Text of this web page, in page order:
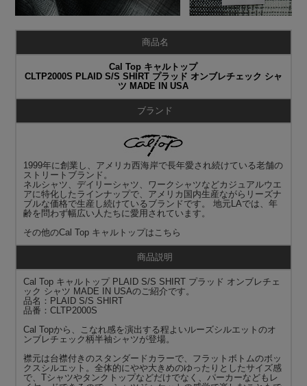
商品名
Cal Top キャルトップ
CLTP2000S PLAID S/S SHIRT プラッド オンブレチェック シャ
ツ MADE IN USA
ブランド
1999年に創業し、アメリカ西海岸で長年愛され続けている老舗の
ストリートブランド。
ネルシャツ、デイリーシャツ、ワークシャツなどカジュアルウエ
アに特化したラインナップで、アメリカ国内生産ながらリーズナ
ブルな価格で生産し続けているブランドです。 地元LAでは、年
齢を問わず幅広い人たちに愛用されています。
その他のCal Top キャルトップはこちら
商品説明
Cal Top キャルトップ PLAID S/S SHIRT プラッド オンブレチェ
ック シャツ MADE IN USAのご紹介です。
品名：PLAID S/S SHIRT
品番：CLTP2000S
Cal Topから、こなれ感を演出する程よいルーズシルエットのオ
ンブレチェック柄半袖シャツが登場。
襟元は台襟付きのスタンダードカラーで、フラットボトムのボッ
クスシルエット。全体的にやや大きめのゆったりとしたサイズ感
で、Tシャツやタンクトップなどだけでなく、パーカーなどもレ